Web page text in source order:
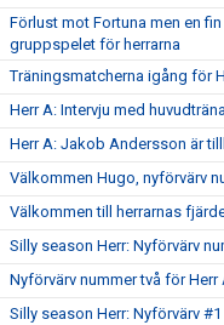
Förlust mot Fortuna men en
gruppspelet för herrarna
Träningsmatcherna igång för
Herr A: Intervju med
Herr A: Jakob Andersson är
Välkommen Hugo, nyförvärv
Välkommen till herrarnas
Silly season Herr: Nyförvärv
Nyförvärv nummer två för Herr
Silly season Herr: Nyförvärv #1